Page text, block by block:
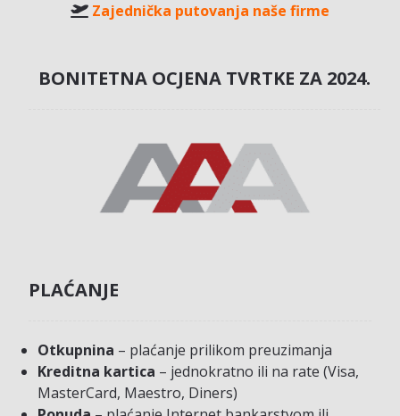
Zajednička putovanja naše firme
BONITETNA OCJENA TVRTKE ZA 2024.
PLAĆANJE
Otkupnina – plaćanje prilikom preuzimanja
Kreditna kartica – jednokratno ili na rate (Visa,
MasterCard, Maestro, Diners)